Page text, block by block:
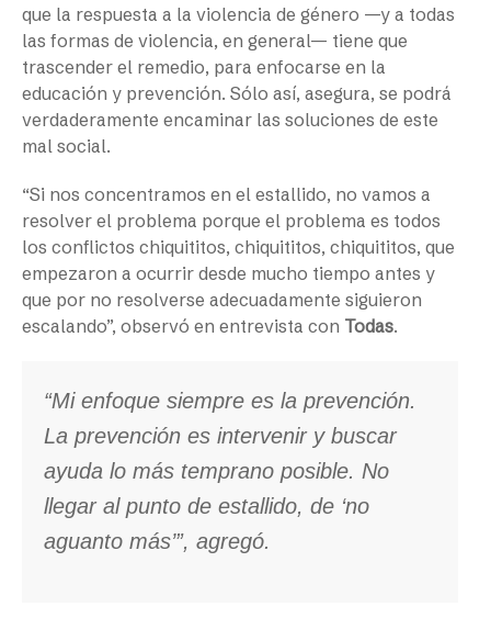
que la respuesta a la violencia de género —y a todas
las formas de violencia, en general— tiene que
trascender el remedio, para enfocarse en la
educación y prevención. Sólo así, asegura, se podrá
verdaderamente encaminar las soluciones de este
mal social.
“Si nos concentramos en el estallido, no vamos a
resolver el problema porque el problema es todos
los conflictos chiquititos, chiquititos, chiquititos, que
empezaron a ocurrir desde mucho tiempo antes y
que por no resolverse adecuadamente siguieron
escalando”, observó en entrevista con Todas.
“Mi enfoque siempre es la prevención.
La prevención es intervenir y buscar
ayuda lo más temprano posible. No
llegar al punto de estallido, de ‘no
aguanto más’”, agregó.